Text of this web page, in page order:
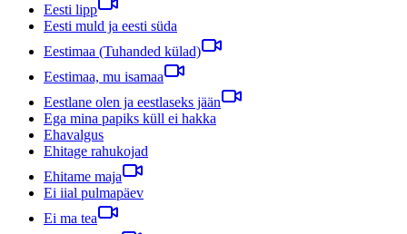
Eesti lipp
Eesti muld ja eesti süda
Eestimaa (Tuhanded külad)
Eestimaa, mu isamaa
Eestlane olen ja eestlaseks jään
Ega mina papiks küll ei hakka
Ehavalgus
Ehitage rahukojad
Ehitame maja
Ei iial pulmapäev
Ei ma tea